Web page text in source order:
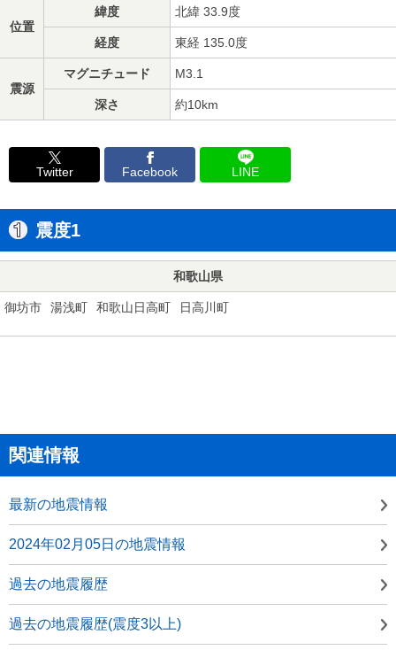
位置
緯度 北緯 33.9度
経度 東経 135.0度
震源
マグニチュード M3.1
深さ 約10km
Twitter Facebook LINE
震度1
和歌山県
御坊市 湯浅町 和歌山日高町 日高川町
関連情報
最新の地震情報
2024年02月05日の地震情報
過去の地震履歴
過去の地震履歴(震度3以上)